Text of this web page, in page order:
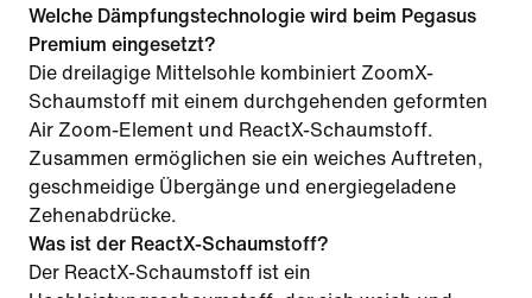
Welche Dämpfungstechnologie wird beim Pegasus
Premium eingesetzt?
Die dreilagige Mittelsohle kombiniert ZoomX-
Schaumstoff mit einem durchgehenden geformten
Air Zoom-Element und ReactX-Schaumstoff.
Zusammen ermöglichen sie ein weiches Auftreten,
geschmeidige Übergänge und energiegeladene
Zehenabdrücke.
Was ist der ReactX-Schaumstoff?
Der ReactX-Schaumstoff ist ein